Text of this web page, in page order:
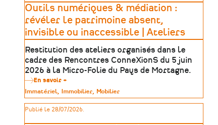
révéler
le
patrimoine
absent,
invisible
ou
inaccessible
|
Table
ronde
Outils numériques & médiation :
révéler le patrimoine absent,
invisible ou inaccessible | Ateliers
Restitution des ateliers organisés dans le
cadre des Rencontres ConneXionS du 5 juin
2026 à la Micro-Folie du Pays de Mortagne.
En savoir +
Outils
numériques
&
médiation
Type
de
patrimoine
Immatériel Immobilier Mobilier
Publié le 28/07/2026.